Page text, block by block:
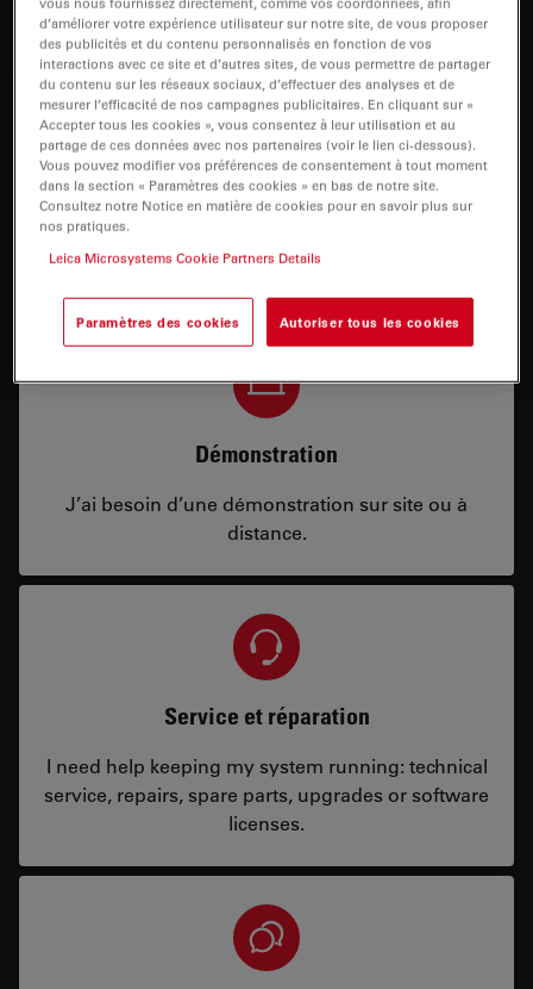
Prix
J’ai besoin d’une configuration ou d’informations
sur les prix.
Démonstration
J’ai besoin d’une démonstration sur site ou à
distance.
Service et réparation
I need help keeping my system running: technical
service, repairs, spare parts, upgrades or software
licenses.
d’améliorer votre expérience utilisateur sur notre site, de vous proposer
des publicités et du contenu personnalisés en fonction de vos
interactions avec ce site et d’autres sites, de vous permettre de partager
du contenu sur les réseaux sociaux, d’effectuer des analyses et de
mesurer l’efficacité de nos campagnes publicitaires. En cliquant sur «
Accepter tous les cookies », vous consentez à leur utilisation et au
partage de ces données avec nos partenaires (voir le lien ci-dessous).
Vous pouvez modifier vos préférences de consentement à tout moment
dans la section « Paramètres des cookies » en bas de notre site.
Consultez notre Notice en matière de cookies pour en savoir plus sur
nos pratiques.
Leica Microsystems Cookie Partners Details
Paramètres des cookies Autoriser tous les cookies